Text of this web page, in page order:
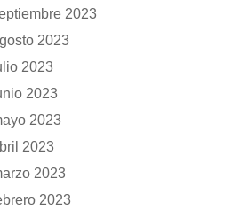
2023
2023
2023
2023
2023
2023
2023
2023